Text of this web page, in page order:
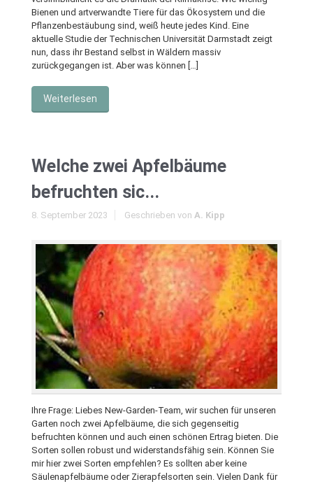
Bienen und artverwandte Tiere für das Ökosystem und die
Pflanzenbestäubung sind, weiß heute jedes Kind. Eine
aktuelle Studie der Technischen Universität Darmstadt zeigt
nun, dass ihr Bestand selbst in Wäldern massiv
zurückgegangen ist. Aber was können […]
Weiterlesen
Welche zwei Apfelbäume
befruchten sic...
8. September 2023 Geschrieben von A. Kipp
Ihre Frage: Liebes New-Garden-Team, wir suchen für unseren
Garten noch zwei Apfelbäume, die sich gegenseitig
befruchten können und auch einen schönen Ertrag bieten. Die
Sorten sollen robust und widerstandsfähig sein. Können Sie
mir hier zwei Sorten empfehlen? Es sollten aber keine
Säulenapfelbäume oder Zierapfelsorten sein. Vielen Dank für